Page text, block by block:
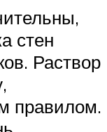
стен
Раствор
правилом.